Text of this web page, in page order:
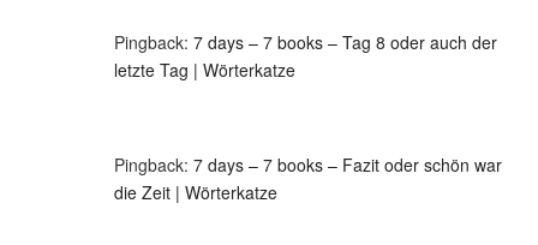
Pingback: 7 days – 7 books – Tag 8 oder auch der
letzte Tag | Wörterkatze
Pingback: 7 days – 7 books – Fazit oder schön war
die Zeit | Wörterkatze